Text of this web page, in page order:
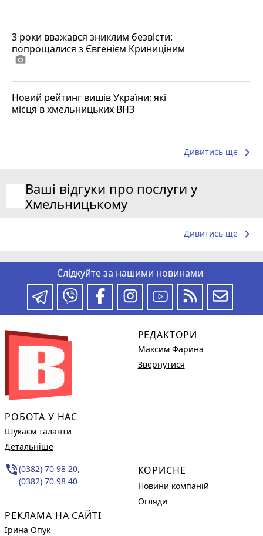
3 роки вважався зниклим безвісти:
попрощалися з Євгенієм Криниціним
photo_camera
Новий рейтинг вишів України: які
місця в хмельницьких ВНЗ
Дивитись ще keyboard_arrow_right
Ваші відгуки про послуги у
Хмельницькому
Дивитись ще keyboard_arrow_right
Слідкуйте за нашими новинами
РОБОТА У НАС
Шукаєм таланти
Детальніше
phone_in_talk(0382) 70 98 20,
(0382) 70 98 40
РЕКЛАМА НА САЙТІ
Ірина Опук
РЕДАКТОРИ
Максим Фарина
Звернутися
КОРИСНЕ
Новини компаній
Огляди